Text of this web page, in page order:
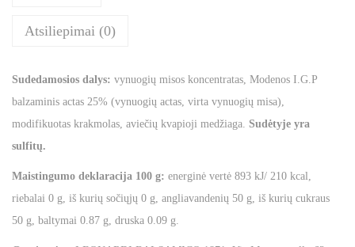
Atsiliepimai (0)
Sudedamosios dalys: vynuogių misos koncentratas, Modenos I.G.P
balzaminis actas 25% (vynuogių actas, virta vynuogių misa),
modifikuotas krakmolas, aviečių kvapioji medžiaga. Sudėtyje yra
sulfitų.
Maistingumo deklaracija 100 g: energinė vertė 893 kJ/ 210 kcal,
riebalai 0 g, iš kurių sočiųjų 0 g, angliavandenių 50 g, iš kurių cukraus
50 g, baltymai 0.87 g, druska 0.09 g.